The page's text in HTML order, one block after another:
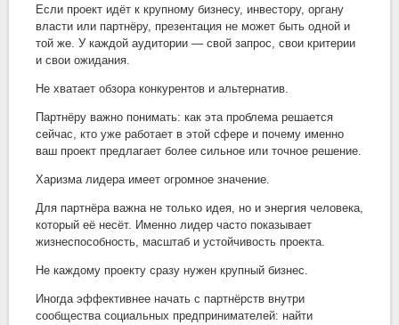
Если проект идёт к крупному бизнесу, инвестору, органу
власти или партнёру, презентация не может быть одной и
той же. У каждой аудитории — свой запрос, свои критерии
и свои ожидания.
Не хватает обзора конкурентов и альтернатив.
Партнёру важно понимать: как эта проблема решается
сейчас, кто уже работает в этой сфере и почему именно
ваш проект предлагает более сильное или точное решение.
Харизма лидера имеет огромное значение.
Для партнёра важна не только идея, но и энергия человека,
который её несёт. Именно лидер часто показывает
жизнеспособность, масштаб и устойчивость проекта.
Не каждому проекту сразу нужен крупный бизнес.
Иногда эффективнее начать с партнёрств внутри
сообщества социальных предпринимателей: найти